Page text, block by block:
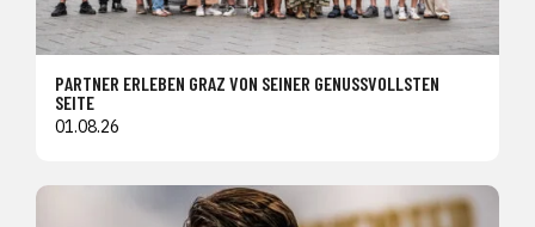
PARTNER ERLEBEN GRAZ VON SEINER GENUSSVOLLSTEN
SEITE
01.08.26